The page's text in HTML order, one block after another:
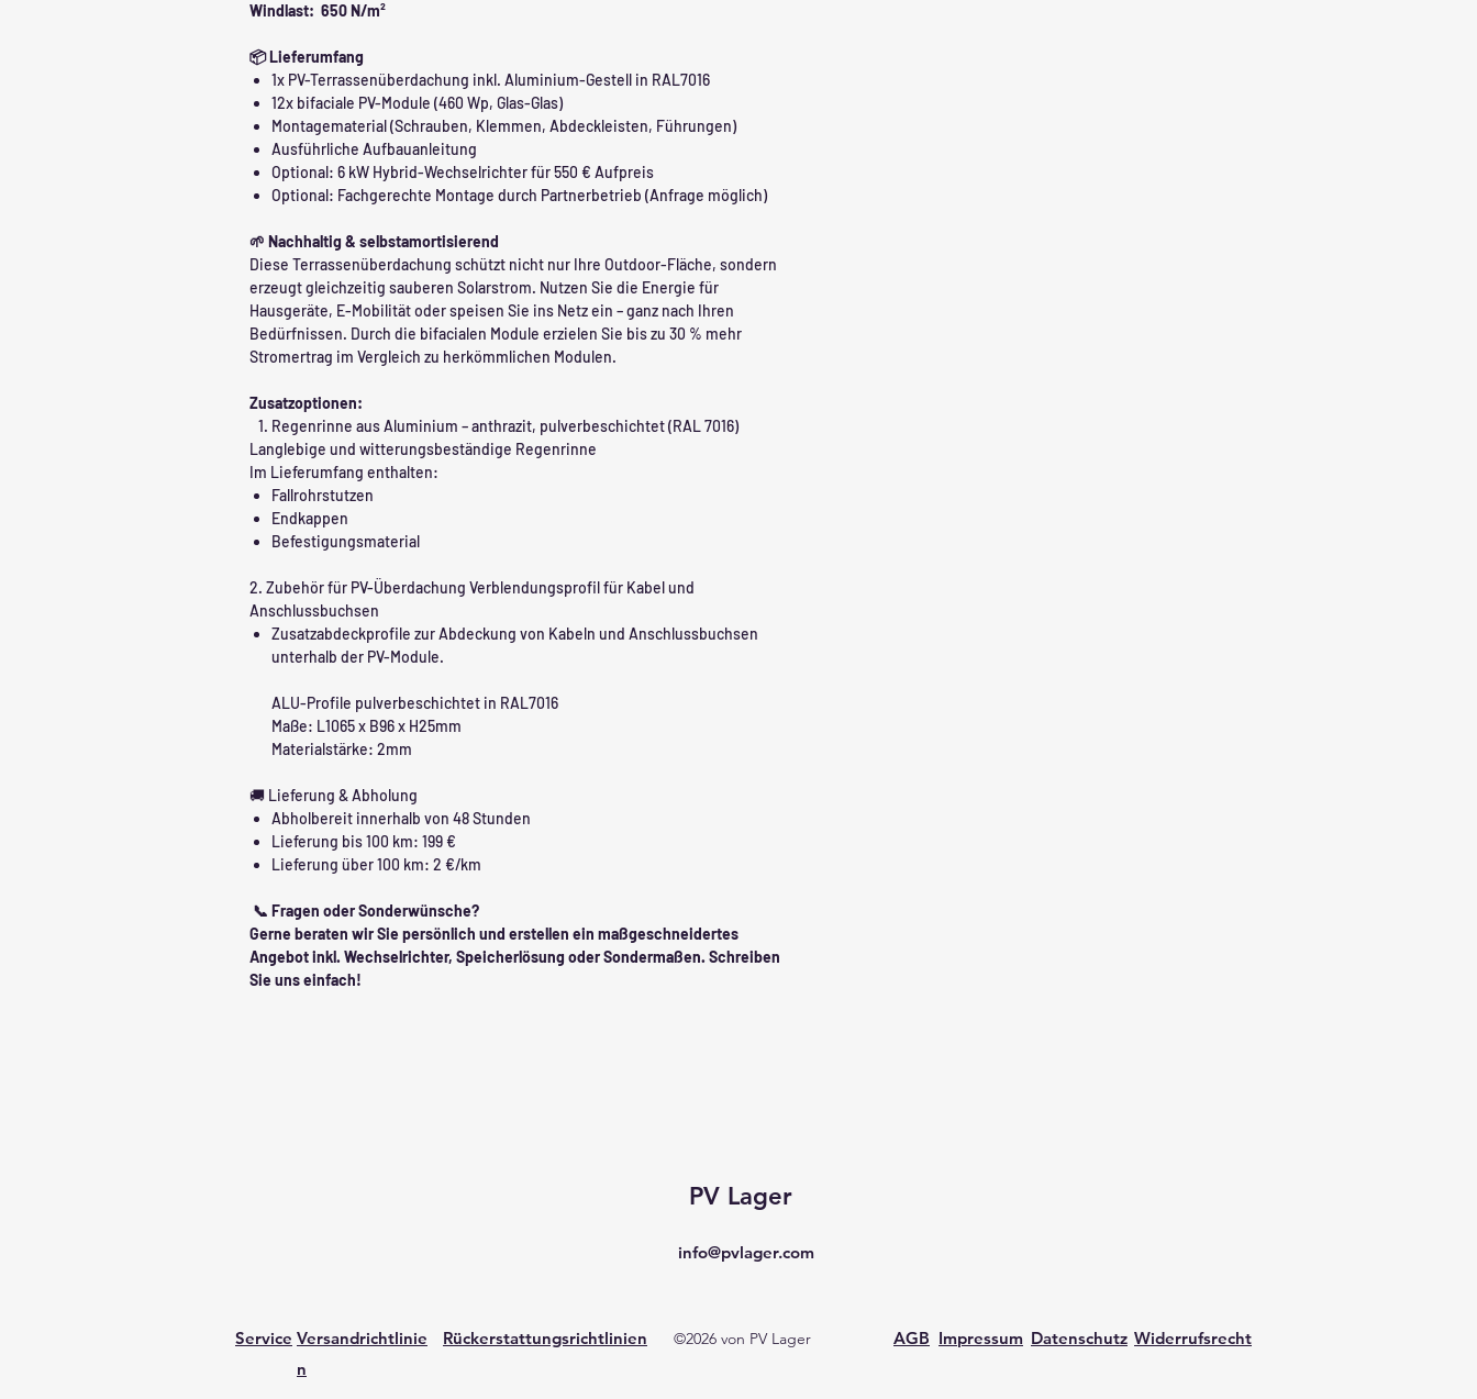
Windlast: 650 N/m²
📦 Lieferumfang
1x PV-Terrassenüberdachung inkl. Aluminium-Gestell in RAL7016
12x bifaciale PV-Module (460 Wp, Glas-Glas)
Montagematerial (Schrauben, Klemmen, Abdeckleisten, Führungen)
Ausführliche Aufbauanleitung
Optional: 6 kW Hybrid-Wechselrichter für 550 € Aufpreis
Optional: Fachgerechte Montage durch Partnerbetrieb (Anfrage möglich)
🌱 Nachhaltig & selbstamortisierend
Diese Terrassenüberdachung schützt nicht nur Ihre Outdoor-Fläche, sondern
erzeugt gleichzeitig sauberen Solarstrom. Nutzen Sie die Energie für
Hausgeräte, E-Mobilität oder speisen Sie ins Netz ein – ganz nach Ihren
Bedürfnissen. Durch die bifacialen Module erzielen Sie bis zu 30 % mehr
Stromertrag im Vergleich zu herkömmlichen Modulen.
Zusatzoptionen:
Regenrinne aus Aluminium – anthrazit, pulverbeschichtet (RAL 7016)
Langlebige und witterungsbeständige Regenrinne
Im Lieferumfang enthalten:
Fallrohrstutzen
Endkappen
Befestigungsmaterial
2. Zubehör für PV-Überdachung Verblendungsprofil für Kabel und
Anschlussbuchsen
Zusatzabdeckprofile zur Abdeckung von Kabeln und Anschlussbuchsen
unterhalb der PV-Module.
ALU-Profile pulverbeschichtet in RAL7016
Maße: L1065 x B96 x H25mm
Materialstärke: 2mm
🚚 Lieferung & Abholung
Abholbereit innerhalb von 48 Stunden
Lieferung bis 100 km: 199 €
Lieferung über 100 km: 2 €/km
📞 Fragen oder Sonderwünsche?
Gerne beraten wir Sie persönlich und erstellen ein maßgeschneidertes
Angebot inkl. Wechselrichter, Speicherlösung oder Sondermaßen. Schreiben
Sie uns einfach!
PV Lager
info@pvlager.com
Service Versandrichtlinie
n
©2026 von PV Lager
Rückerstattungsrichtlinien AGB Impressum Datenschutz Widerrufsrecht